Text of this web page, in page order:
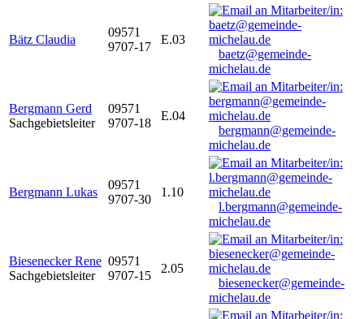
Bätz Claudia
09571
9707-17
E.03
baetz@gemeinde-
michelau.de
Bergmann Gerd
Sachgebietsleiter
09571
9707-18
E.04
bergmann@gemeinde-
michelau.de
Bergmann Lukas
09571
9707-30
1.10
l.bergmann@gemeinde-
michelau.de
Biesenecker Rene
Sachgebietsleiter
09571
9707-15
2.05
biesenecker@gemeinde-
michelau.de